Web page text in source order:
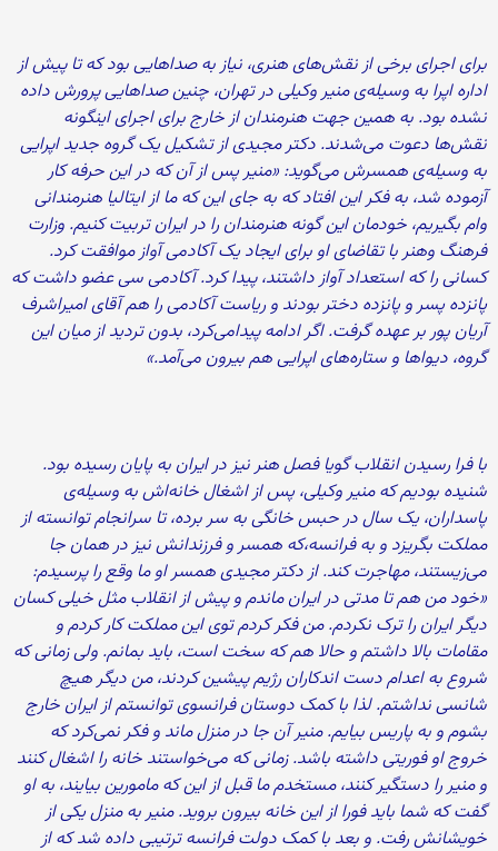
برای اجرای برخی از نقش‌های هنری، نیاز به صداهایی بود که تا پیش از
اداره اپرا به وسیله‌ی منیر وکیلی در تهران، چنین صداهایی پرورش داده
نشده بود. به همین جهت هنرمندان از خارج برای اجرای اینگونه
نقش‌ها دعوت می‌شدند. دکتر مجیدی از تشکیل یک گروه جدید اپرایی
به وسیله‌ی همسرش می‌گوید: «منیر پس از آن که در این حرفه کار
آزموده شد، به فکر این افتاد که به جای این که ما از ایتالیا هنرمندانی
وام بگیریم، خودمان این گونه هنرمندان را در ایران تربیت کنیم. وزارت
فرهنگ وهنر با تقاضای او برای ایجاد یک آکادمی آواز موافقت کرد.
کسانی را که استعداد آواز داشتند، پیدا کرد. آکادمی سی عضو داشت که
پانزده پسر و پانزده دختر بودند و ریاست آکادمی را هم آقای امیراشرف
آریان پور بر عهده گرفت. اگر ادامه پیدامی‌کرد، بدون تردید از میان این
گروه، دیواها و ستاره‌های اپرایی هم بیرون می‌آمد.»
با فرا رسیدن انقلاب گویا فصل هنر نیز در ایران به پایان رسیده بود.
شنیده بودیم که منیر وکیلی، پس از اشغال خانه‌اش به وسیله‌ی
پاسداران، یک سال در حبس خانگی به سر برده، تا سرانجام توانسته از
مملکت بگریزد و به فرانسه،که همسر و فرزندانش نیز در همان جا
می‌زیستند، مهاجرت کند. از دکتر مجیدی همسر او ما وقع را پرسیدم:
«خود من هم تا مدتی در ایران ماندم و پیش از انقلاب مثل خیلی کسان
دیگر ایران را ترک نکردم. من فکر کردم توی این مملکت کار کردم و
مقامات بالا داشتم و حالا هم که سخت است، باید بمانم. ولی زمانی که
شروع به اعدام دست اندکاران رژیم پیشین کردند، من دیگر هیچ
شانسی نداشتم. لذا با کمک دوستان فرانسوی توانستم از ایران خارج
بشوم و به پاریس بیایم. منیر آن جا در منزل ماند و فکر نمی‌کرد که
خروج او فوریتی داشته باشد. زمانی که می‌خواستند خانه را اشغال کنند
و منیر را دستگیر کنند، مستخدم ما قبل از این که مامورین بیایند، به او
گفت که شما باید فورا از این خانه بیرون بروید. منیر به منزل یکی از
خویشانش رفت. و بعد با کمک دولت فرانسه ترتیبی داده شد که از